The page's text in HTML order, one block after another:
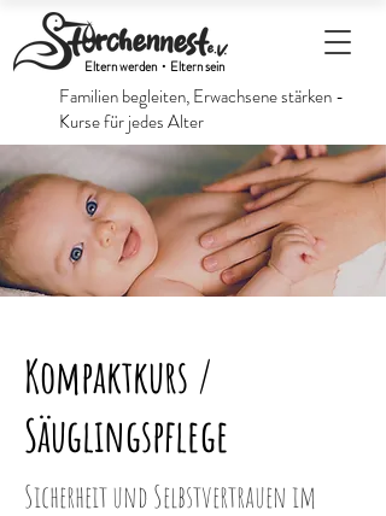
Eltern werden・Eltern sein
Familien begleiten, Erwachsene stärken -
Kurse für jedes Alter
Kompaktkurs /
Säuglingspflege
Sicherheit und Selbstvertrauen im